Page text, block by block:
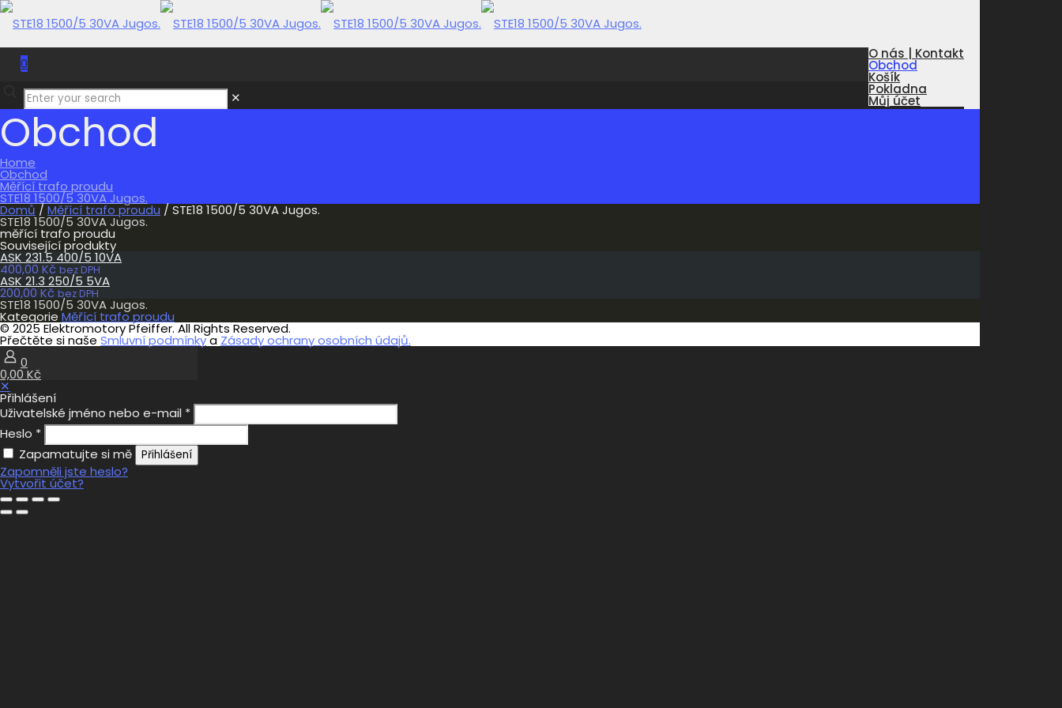
O nás | Kontakt
Obchod
Košík
Pokladna
Můj účet
0
0,00 Kč
✕
Obchod
Home
Obchod
Měřící trafo proudu
STE18 1500/5 30VA Jugos.
Domů / Měřící trafo proudu / STE18 1500/5 30VA Jugos.
STE18 1500/5 30VA Jugos.
měřící trafo proudu
Související produkty
ASK 231.5 400/5 10VA
400,00 Kč bez DPH
ASK 21.3 250/5 5VA
200,00 Kč bez DPH
STE18 1500/5 30VA Jugos.
Kategorie Měřící trafo proudu
© 2025 Elektromotory Pfeiffer. All Rights Reserved.
Přečtěte si naše Smluvní podmínkya Zásady ochrany osobních údajů.
0
0,00 Kč
✕
Přihlášení
Uživatelské jméno nebo e-mail *
Heslo *
Zapamatujte si mě
Přihlášení
Zapomněli jste heslo?
Vytvořit účet?